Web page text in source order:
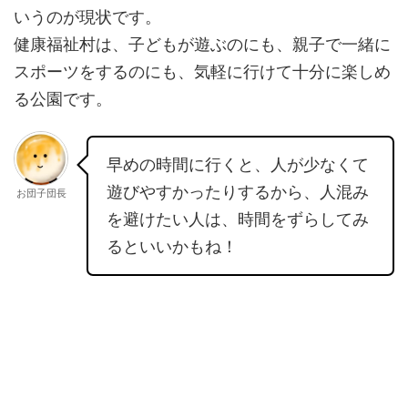
いうのが現状です。
健康福祉村は、子どもが遊ぶのにも、親子で一緒に
スポーツをするのにも、気軽に行けて十分に楽しめ
る公園です。
お団子団長
早めの時間に行くと、人が少なくて
遊びやすかったりするから、人混み
を避けたい人は、時間をずらしてみ
るといいかもね！